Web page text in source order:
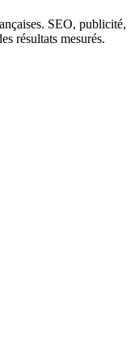
SEO, publicité,
résultats mesurés.